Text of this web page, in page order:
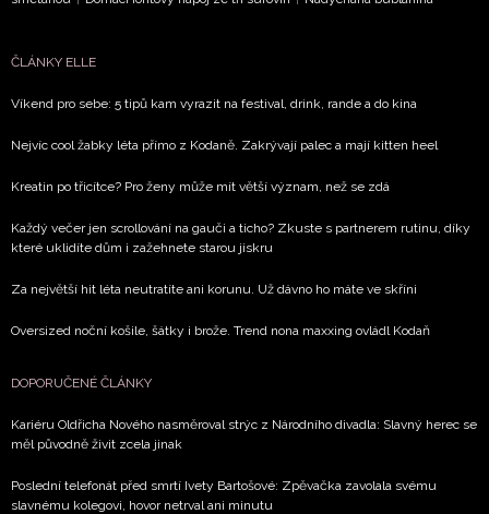
ČLÁNKY ELLE
Víkend pro sebe: 5 tipů kam vyrazit na festival, drink, rande a do kina
Nejvíc cool žabky léta přímo z Kodaně. Zakrývají palec a mají kitten heel
Kreatin po třicítce? Pro ženy může mít větší význam, než se zdá
Každý večer jen scrollování na gauči a ticho? Zkuste s partnerem rutinu, díky
které uklidíte dům i zažehnete starou jiskru
Za největší hit léta neutratíte ani korunu. Už dávno ho máte ve skříni
Oversized noční košile, šátky i brože. Trend nona maxxing ovládl Kodaň
DOPORUČENÉ ČLÁNKY
Kariéru Oldřicha Nového nasměroval strýc z Národního divadla: Slavný herec se
měl původně živit zcela jinak
Poslední telefonát před smrtí Ivety Bartošové: Zpěvačka zavolala svému
slavnému kolegovi, hovor netrval ani minutu